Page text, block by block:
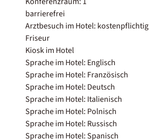
barrierefrei
Arztbesuch im Hotel: kostenpflichtig
Friseur
Kiosk im Hotel
Sprache im Hotel: Englisch
Sprache im Hotel: Französisch
Sprache im Hotel: Deutsch
Sprache im Hotel: Italienisch
Sprache im Hotel: Polnisch
Sprache im Hotel: Russisch
Sprache im Hotel: Spanisch